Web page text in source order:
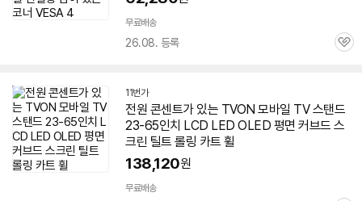
무료배송
26.08. 등록
관
11번가
전원 콘센트가 있는 TVON 모바일 TV스탠드
23-65인치 LCD LED OLED 평면 커브드 스
크린 틸트 롤링 카트 휠
138,120원
무료배송